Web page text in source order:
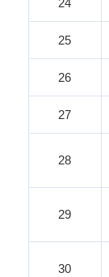
25
26
27
28
29
30